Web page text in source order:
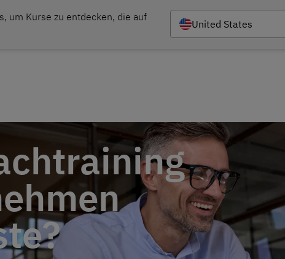
um Kurse zu entdecken, die auf
United States